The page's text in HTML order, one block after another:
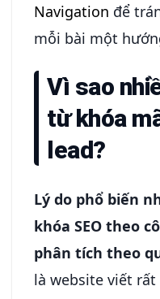
Navigation để
mỗi bài một
Vì sao
từ khóa
lead?
Lý do phổ biến
khóa SEO theo
phân tích theo
là website viết